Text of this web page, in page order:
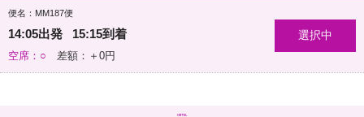
便名：MM187便
14:05出発 15:15到着
空席：○ 差額：＋0円